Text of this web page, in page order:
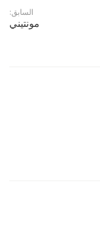
السابق:
مونتيني